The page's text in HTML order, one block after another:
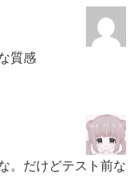
質感
。だけどテスト前な